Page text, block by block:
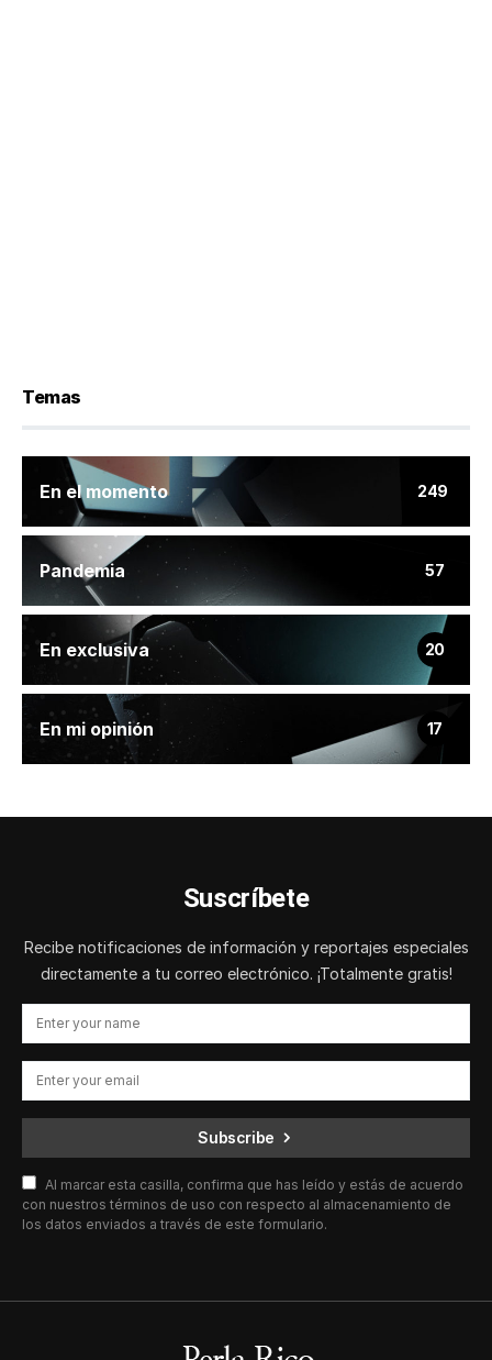
Temas
En el momento 249
Pandemia 57
En exclusiva 20
En mi opinión 17
Suscríbete
Recibe notificaciones de información y reportajes especiales
directamente a tu correo electrónico. ¡Totalmente gratis!
Subscribe
Al marcar esta casilla, confirma que has leído y estás de acuerdo
con nuestros términos de uso con respecto al almacenamiento de
los datos enviados a través de este formulario.